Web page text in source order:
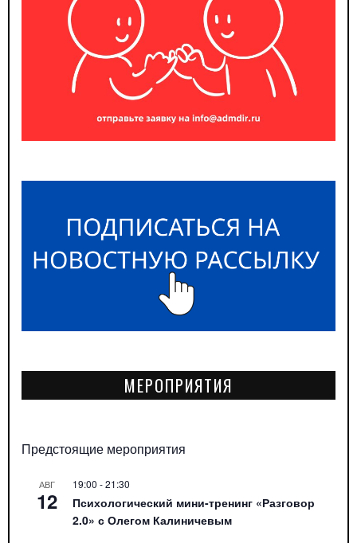
МЕРОПРИЯТИЯ
Предстоящие мероприятия
АВГ
12
19:00 -21:30
Психологический мини-тренинг «Разговор
2.0» с Олегом Калиничевым